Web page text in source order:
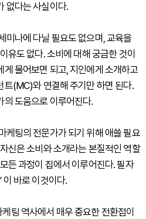
없다는 사실이다.
미나에 다닐 필요도 없으며, 교육을
유도 없다. 소비에 대해 궁금한 것이
물어보면 되고, 지인에게 소개하고
트(MC)와 연결해 주기만 하면 된다.
의 도움으로 이루어진다.
케팅의 전문가가 되기 위해 애쓸 필요
신은 소비와 소개라는 본질적인 역할
든 과정이 집에서 이루어진다. 필자
이 바로 이것이다.
팅 역사에서 매우 중요한 전환점이